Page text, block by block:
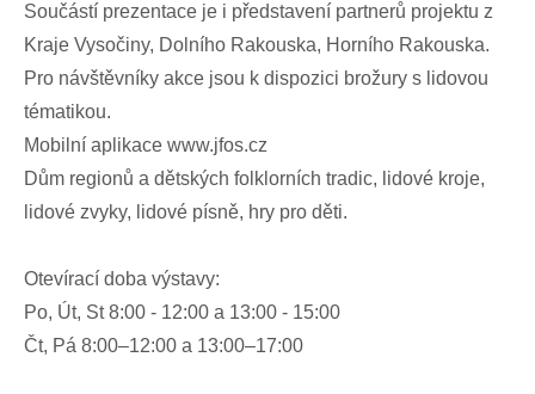
Součástí prezentace je i představení partnerů projektu z
Kraje Vysočiny, Dolního Rakouska, Horního Rakouska.
Pro návštěvníky akce jsou k dispozici brožury s lidovou
tématikou.
Mobilní aplikace www.jfos.cz
Dům regionů a dětských folklorních tradic, lidové kroje,
lidové zvyky, lidové písně, hry pro děti.
Otevírací doba výstavy:
Po, Út, St 8:00 - 12:00 a 13:00 - 15:00
Čt, Pá 8:00–12:00 a 13:00–17:00